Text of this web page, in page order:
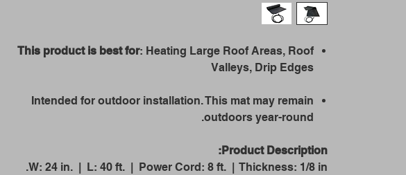
This product is best for: Heating Large Roof Areas, Roof
Valleys, Drip Edges
Intended for outdoor installation. This mat may remain
outdoors year-round.
Product Description:
W: 24 in. | L: 40 ft. | Power Cord: 8 ft. | Thickness: 1/8 in.